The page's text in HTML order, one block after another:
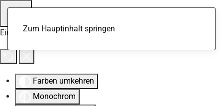
Eingabehilfen öffnen
Farben umkehren
Monochrom
Zum Hauptinhalt springen